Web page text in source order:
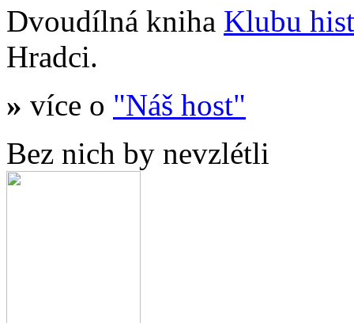
Dvoudílná kniha Klubu
Hradci.
» více o "Náš host"
Bez nich by nevzlétli